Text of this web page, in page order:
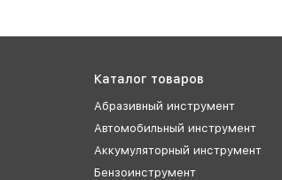
Каталог товаров
Абразивный инструмент
Автомобильный инструмент
Аккумуляторный инструмент
Бензоинструмент